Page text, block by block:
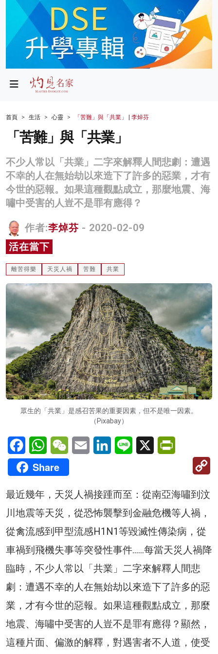
政局
財經
生活
商業
科技
名家榜
灼見活動
關於我們
首頁 生活 心靈 「苦難」與「共業」 | 李焯芬
「苦難」與「共業」
不少人常以「共業」二字來解釋人間悲劇：遭遇
不幸的人在無始劫以來造下了許多的惡業，才有
今世的惡報。如果這種觀點成立，那麼地震、海
嘯中受害的人豈不是罪有應得？
作者:李焯芬 - 2020-02-09
活在當下
離苦得樂 天災人禍 苦難 共業
眾生的「共業」是感召苦果的重要因素，但不是唯一因素。
（Pixabay）
FacebookWhatsAppWeChatEmail LinkedInLine X
Share
最近幾年，天災人禍接踵而至：從南亞海嘯到汶
川地震等天災，從恐怖襲擊到金融危機等人禍，
從禽流感到甲型流感H1N1等毀滅性傳染病，從
車禍到飛機失事等突發性事件……每當天災人禍降
臨時，不少人常以「共業」二字來解釋人間悲
劇：遭遇不幸的人在無始劫以來造下了許多的惡
業，才有今世的惡報。如果這種觀點成立，那麼
地震、海嘯中受害的人豈不是罪有應得？顯然，
這種片面、偏激的解釋，對遇害者不人道，使受